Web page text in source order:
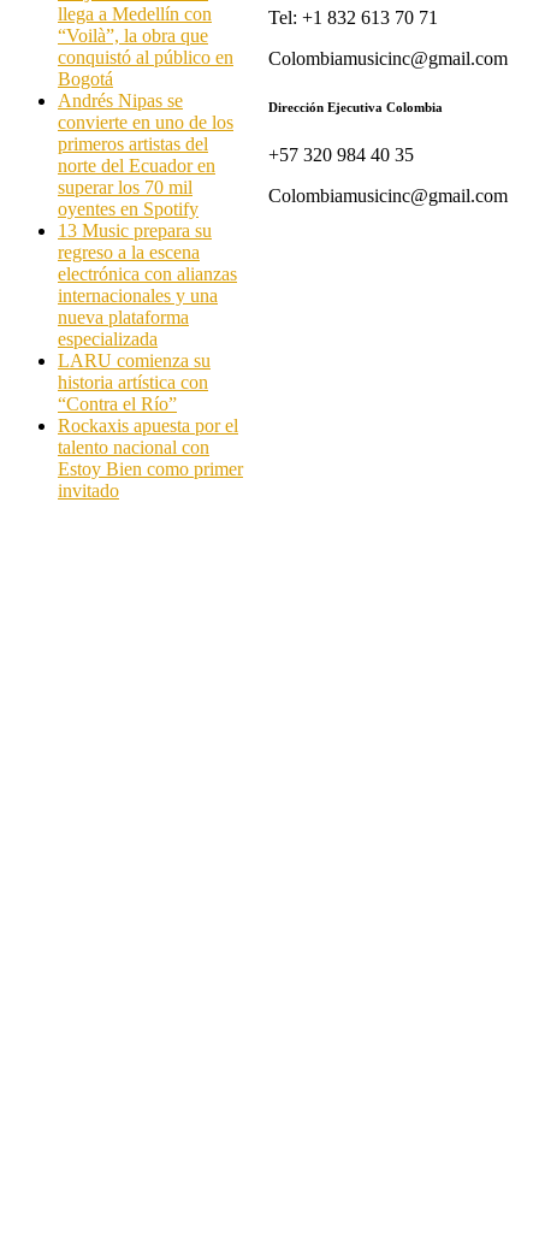
llega a Medellín con
“Voilà”, la obra que
conquistó al público en
Bogotá
Andrés Nipas se
convierte en uno de los
primeros artistas del
norte del Ecuador en
superar los 70 mil
oyentes en Spotify
13 Music prepara su
regreso a la escena
electrónica con alianzas
internacionales y una
nueva plataforma
especializada
LARU comienza su
historia artística con
“Contra el Río”
Rockaxis apuesta por el
talento nacional con
Estoy Bien como primer
invitado
Tel: +1 832 613 70 71
Colombiamusicinc@gmail.com
Dirección Ejecutiva Colombia
+57 320 984 40 35
Colombiamusicinc@gmail.com